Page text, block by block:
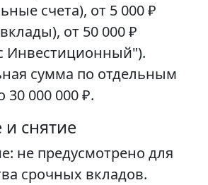
счета), от 5 000 ₽
от 50 000 ₽
Инвестиционный").
сумма по отдельным
30 000 000 ₽.
снятие
не предусмотрено для
срочных вкладов.